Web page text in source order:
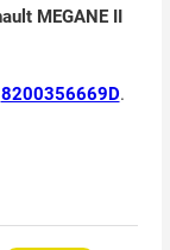
MEGANE II
8200356669D.